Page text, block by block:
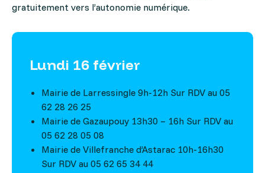
gratuitement vers l’autonomie numérique.
Lundi 16 février
Mairie de Larressingle 9h-12h Sur RDV au 05
62 28 26 25
Mairie de Gazaupouy 13h30 – 16h Sur RDV au
05 62 28 05 08
Mairie de Villefranche d’Astarac 10h-16h30
Sur RDV au 05 62 65 34 44